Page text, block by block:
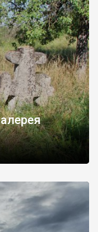
то улюблений
колекція
невелике, […]